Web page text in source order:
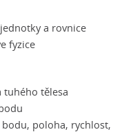
a rovnice
fyzice
tělesa
poloha, rychlost,